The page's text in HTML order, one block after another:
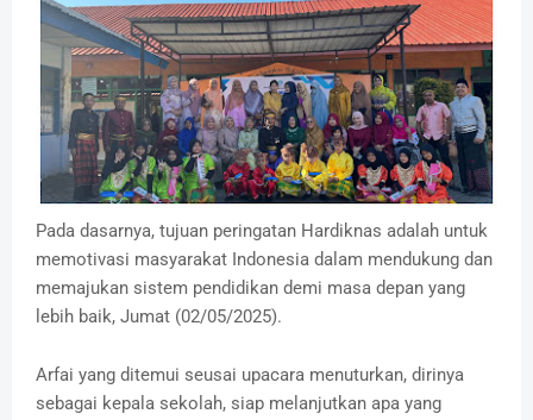
Pada dasarnya, tujuan peringatan Hardiknas adalah untuk
memotivasi masyarakat Indonesia dalam mendukung dan
memajukan sistem pendidikan demi masa depan yang
lebih baik, Jumat (02/05/2025).
Arfai yang ditemui seusai upacara menuturkan, dirinya
sebagai kepala sekolah, siap melanjutkan apa yang